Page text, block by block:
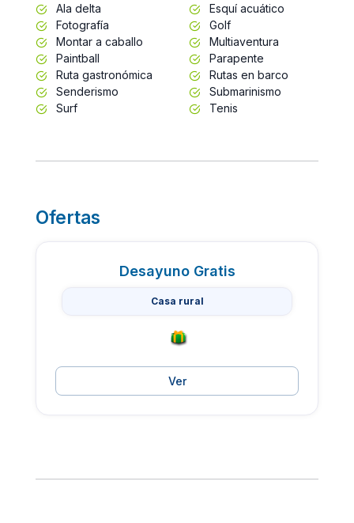
Ala delta
Esquí acuático
Fotografía
Golf
Montar a caballo
Multiaventura
Paintball
Parapente
Ruta gastronómica
Rutas en barco
Senderismo
Submarinismo
Surf
Tenis
Ofertas
Desayuno Gratis
Casa rural
Ver